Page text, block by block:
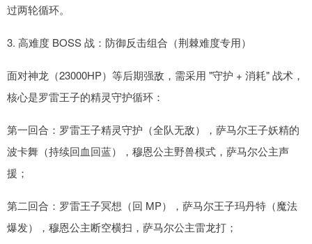
过两轮循环。
3. 高难度 BOSS 战：防御反击组合（荆棘难度专用）
面对神龙（23000HP）等后期强敌，需采用 "守护 + 消耗" 战术，
核心是罗雷王子的精灵守护循环：
第一回合：罗雷王子精灵守护（全队无敌），萨马尔王子妖精的
波卡舞（持续回血回蓝），穆恩公主野兽模式，萨马尔公主声
援；
第二回合：罗雷王子冥想（回 MP），萨马尔王子玛丹特（魔法
爆发），穆恩公主断空横扫，萨马尔公主雷龙打；